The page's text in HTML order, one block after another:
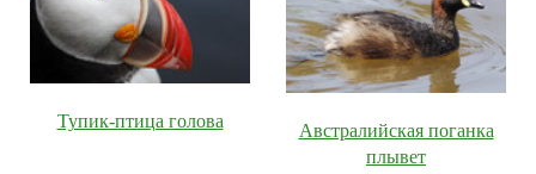
Тупик-птица голова
Австралийская поганка
плывет